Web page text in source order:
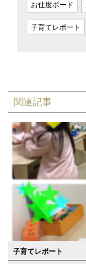
お仕度ボード
子育てレポート
関連記事
子育てレポート